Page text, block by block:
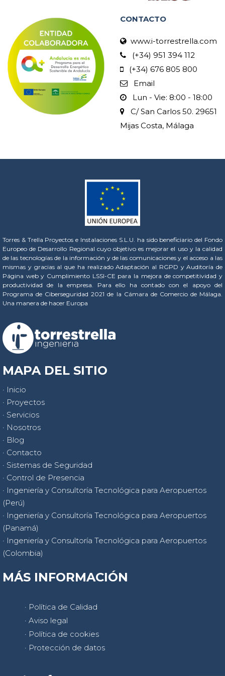
CONTACTO
www.i-torrestrella.com
(+34) 951 394 112
(+34) 676 805 800
Email
Lun - Vie: 8:00 - 18:00
C/ San Carlos 50. 29651
Mijas Costa, Málaga
Torres & Trella Proyectos e Instalaciones S.L.U. ha sido beneficiario del Fondo
Europeo de Desarrollo Regional cuyo objetivo es mejorar el uso y la calidad
de las tecnologías de la información y de las comunicaciones y el acceso a las
mismas y gracias al que ha realizado Adaptación al RGPD y Auditoría de
Página web y Cumplimiento LSSI-CE para la mejora de competitividad y
productividad de la empresa. Para ello ha contado con el apoyo del
Programa de Ciberseguridad 2021 de la Cámara de Comercio de Málaga.
Una manera de hacer Europa
MAPA DEL SITIO
· Inicio
· Proyectos
· Servicios
· Nosotros
· Blog
· Contacto
· Sistemas de Seguridad
· Control de Presencia
· Ingeniería y Consultoría Tecnológica para Aeropuertos
(Perú)
· Ingeniería y Consultoría Tecnológica para Aeropuertos
(Panamá)
· Ingeniería y Consultoría Tecnológica para Aeropuertos
(Colombia)
MÁS INFORMACIÓN
· Política de Calidad
· Aviso legal
· Política de cookies
· Protección de datos